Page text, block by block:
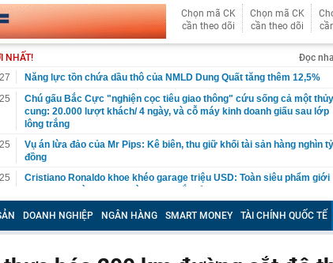
Chọn mã CK
cần theo dõi
Chọn mã CK
cần theo dõi
NHẤT!
Đọc
Năng lực tồn chứa dầu thô của NMLD Dung Quất tăng thêm 12,5%
Chú gấu Bắc Cực "nghiện cọc tiêu giao thông" cứu sống cả một thủy
cung: 20.000 lượt khách/ 4 ngày, và cỗ máy kinh doanh giấu sau lớp
lông trắng
Vụ án lừa đảo của Mr Pips: Kê biên, thu giữ khối tài sản hàng nghìn tỷ
đồng
Cristiano Ronaldo khoe khéo garage triệu USD: Toàn siêu phẩm giới
Vĩnh Long chi hơn 332.000 tỷ đồng để làm điều đặc biệt này
Căn nhà ở quê của Công Vinh
Một người có 4 thói quen này chứng tỏ EQ của họ rất thấp mà không
DOANH NGHIỆP NGÂN HÀNG SMART MONEY TÀI CHÍNH QUỐC TẾ